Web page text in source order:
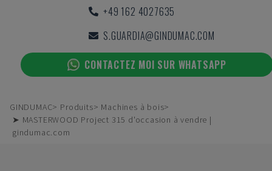
+49 162 4027635
S.GUARDIA@GINDUMAC.COM
CONTACTEZ MOI SUR WHATSAPP
GINDUMAC Produits
Machines à bois
➤ MASTERWOOD Project 315 d'occasion à vendre |
gindumac.com